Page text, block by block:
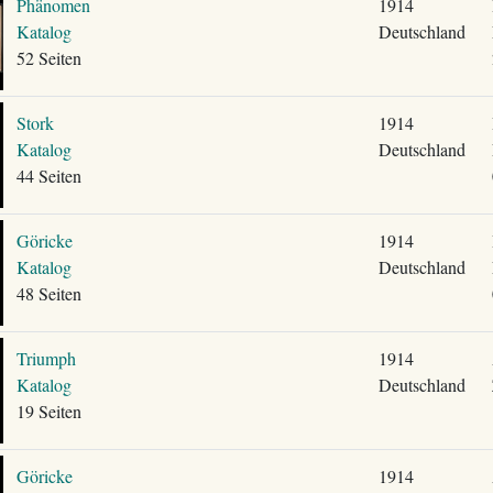
Phänomen
Katalog
52 Seiten
1914
Deutschland
Stork
Katalog
44 Seiten
1914
Deutschland
Göricke
Katalog
48 Seiten
1914
Deutschland
Triumph
Katalog
19 Seiten
1914
Deutschland
Göricke
1914